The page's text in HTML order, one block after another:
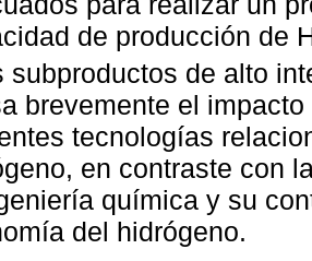
de producción de
subproductos de alto
brevemente el
tecnologías
en contraste con
química y su
del hidrógeno.